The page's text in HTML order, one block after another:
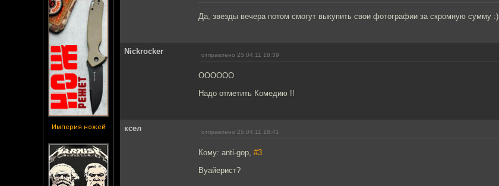
Империя ножей
Да, звезды вечера потом смогут выкупить свои фотографии за скромную сумму :)
Nickrocker отправлено 25.04.11 18:39
ОООООО
Надо отметить Комедию !!
ксел отправлено 25.04.11 18:41
Кому: anti-gop, #3
Вуайерист?